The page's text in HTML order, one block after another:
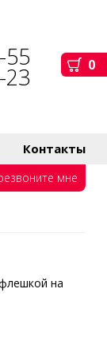
55
23
Контакты
мне
0
на